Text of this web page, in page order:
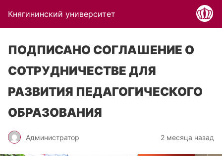
Княгининский университет
ПОДПИСАНО СОГЛАШЕНИЕ О
СОТРУДНИЧЕСТВЕ ДЛЯ
РАЗВИТИЯ ПЕДАГОГИЧЕСКОГО
ОБРАЗОВАНИЯ
Администратор 2 месяца назад